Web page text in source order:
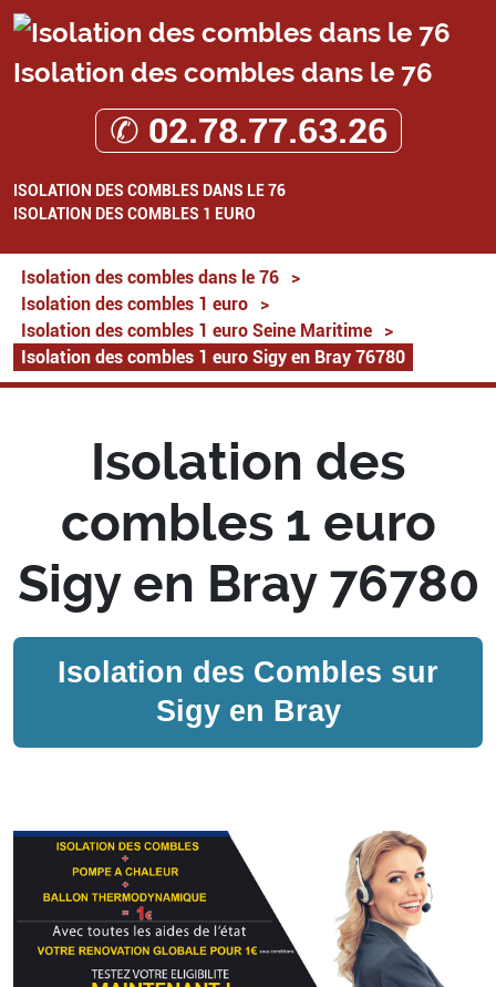
Isolation des combles dans le 76
✆ 02.78.77.63.26
ISOLATION DES COMBLES DANS LE 76
ISOLATION DES COMBLES 1 EURO
Isolation des combles dans le 76
>
Isolation des combles 1 euro
>
Isolation des combles 1 euro Seine Maritime
>
Isolation des combles 1 euro Sigy en Bray 76780
Isolation des
combles 1 euro
Sigy en Bray 76780
Isolation des Combles sur
Sigy en Bray